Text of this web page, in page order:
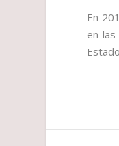
En
en